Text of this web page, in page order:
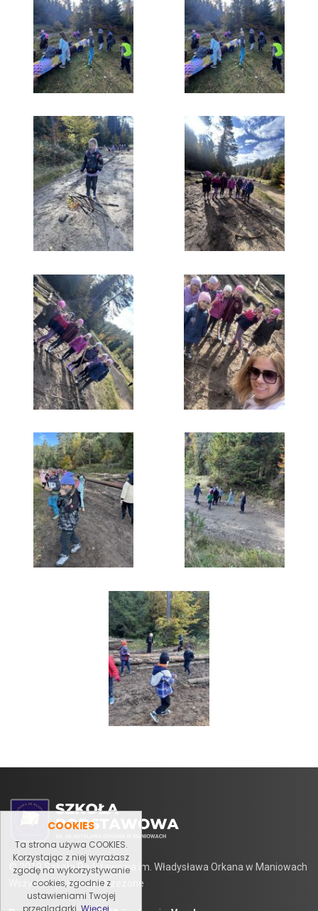
COOKIES
Ta strona używa COOKIES.
Korzystając z niej wyrażasz
zgodę na wykorzystywanie
cookies, zgodnie z
ustawieniami Twojej
przeglądarki. Więcej ....
© 2019 Szkoła Podstawowa im. Władysława Orkana w Maniowach
Wszystkie prawa zastrzezone